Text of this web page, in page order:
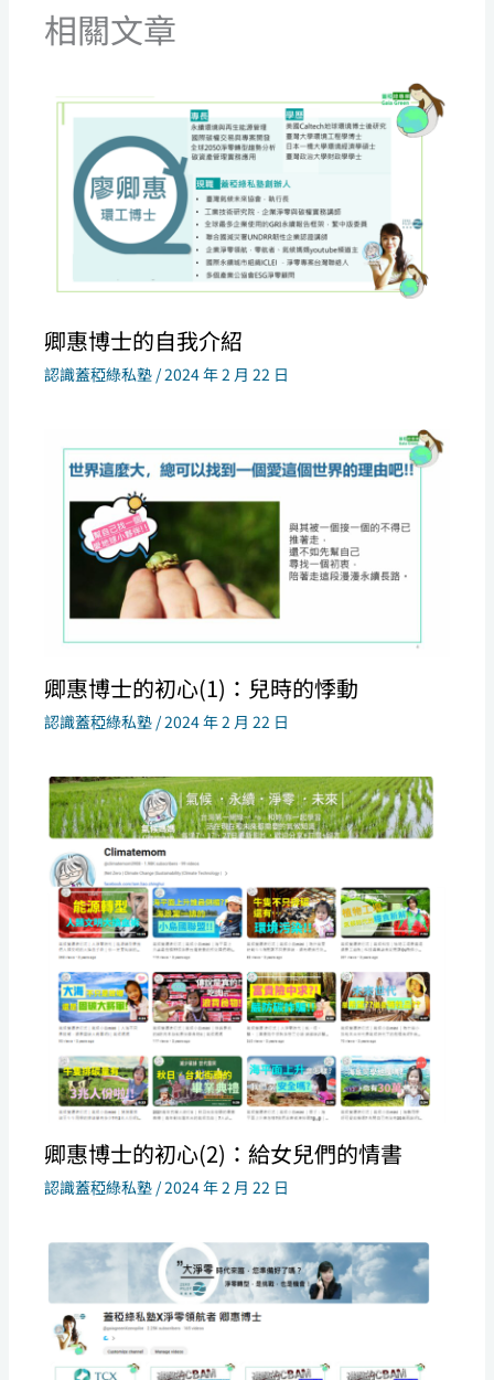
相關文章
卿惠博士的自我介紹
認識蓋稏綠私塾 /2024 年 2 月 22 日
卿惠博士的初心(1)：兒時的悸動
認識蓋稏綠私塾 /2024 年 2 月 22 日
卿惠博士的初心(2)：給女兒們的情書
認識蓋稏綠私塾 /2024 年 2 月 22 日